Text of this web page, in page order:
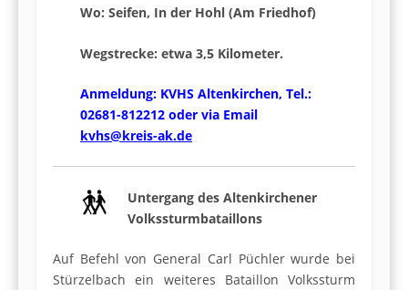
Wo: Seifen, In der Hohl (Am Friedhof)
Wegstrecke: etwa 3,5 Kilometer.
Anmeldung: KVHS Altenkirchen, Tel.:
02681-812212 oder via Email
kvhs@kreis-ak.de
Untergang des Altenkirchener
Volkssturmbataillons
Auf Befehl von General Carl Püchler wurde bei
Stürzelbach ein weiteres Bataillon Volkssturm